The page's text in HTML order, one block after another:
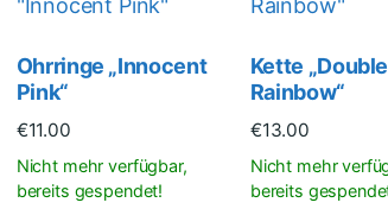
Ohrringe „Innocent
Pink“
€11.00
Kette „Double
Rainbow“
€13.00